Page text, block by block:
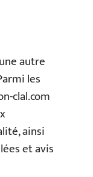
autre
les
clal.com
ainsi
et avis